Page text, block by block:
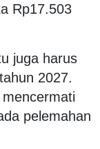
Rp17.503
juga harus
2027.
pelemahan